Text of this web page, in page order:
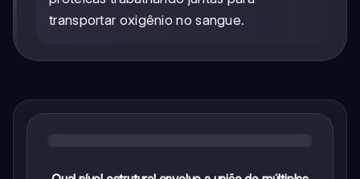
transportar oxigênio no sangue.